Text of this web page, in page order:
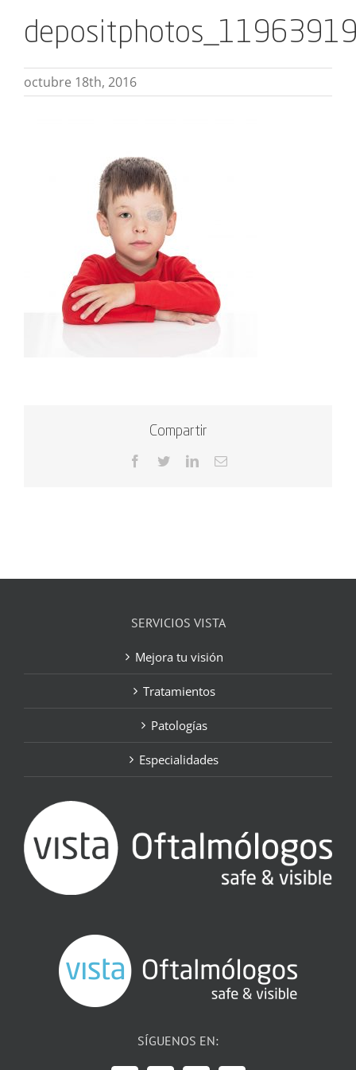
octubre 18th, 2016
Compartir
Facebook
TwitterLinkedInCorreo
SERVICIOS VISTA
Mejora tu visión
Tratamientos
Patologías
Especialidades
SÍGUENOS EN: